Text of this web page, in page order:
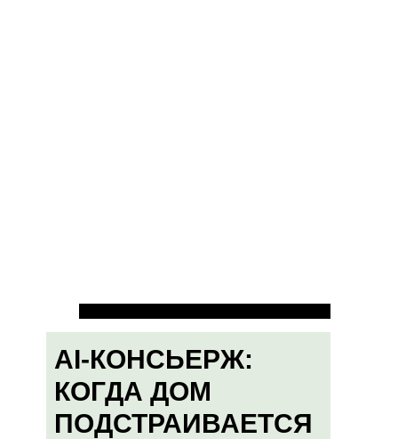
AI-КОНСЬЕРЖ:
КОГДА ДОМ
ПОДСТРАИВАЕТСЯ